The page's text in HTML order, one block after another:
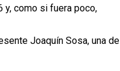
y, como si fuera poco,
Joaquín Sosa, una de